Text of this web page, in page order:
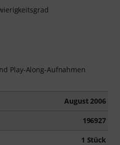
Play-Along-Aufnahmen
August 2006
196927
1 Stück